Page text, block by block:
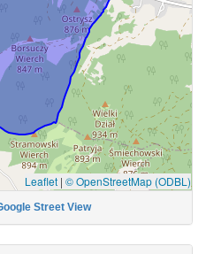
Leaflet | © OpenStreetMap (ODBL)
Street View